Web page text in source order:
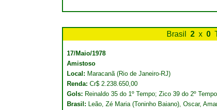
Brasil 2 x 0
17/Maio/1978
Amistoso
Local: Maracanã (Rio de Janeiro-RJ)
Renda: Cr$ 2.238.650,00
Gols: Reinaldo 35 do 1º Tempo; Zico 39 do 2º
Brasil: Leão, Zé Maria (Toninho Baiano), Oscar,